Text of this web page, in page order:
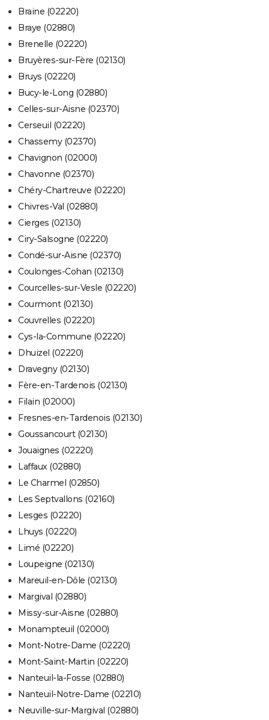
Braine (02220)
Braye (02880)
Brenelle (02220)
Bruyères-sur-Fère (02130)
Bruys (02220)
Bucy-le-Long (02880)
Celles-sur-Aisne (02370)
Cerseuil (02220)
Chassemy (02370)
Chavignon (02000)
Chavonne (02370)
Chéry-Chartreuve (02220)
Chivres-Val (02880)
Cierges (02130)
Ciry-Salsogne (02220)
Condé-sur-Aisne (02370)
Coulonges-Cohan (02130)
Courcelles-sur-Vesle (02220)
Courmont (02130)
Couvrelles (02220)
Cys-la-Commune (02220)
Dhuizel (02220)
Dravegny (02130)
Fère-en-Tardenois (02130)
Filain (02000)
Fresnes-en-Tardenois (02130)
Goussancourt (02130)
Jouaignes (02220)
Laffaux (02880)
Le Charmel (02850)
Les Septvallons (02160)
Lesges (02220)
Lhuys (02220)
Limé (02220)
Loupeigne (02130)
Mareuil-en-Dôle (02130)
Margival (02880)
Missy-sur-Aisne (02880)
Monampteuil (02000)
Mont-Notre-Dame (02220)
Mont-Saint-Martin (02220)
Nanteuil-la-Fosse (02880)
Nanteuil-Notre-Dame (02210)
Neuville-sur-Margival (02880)